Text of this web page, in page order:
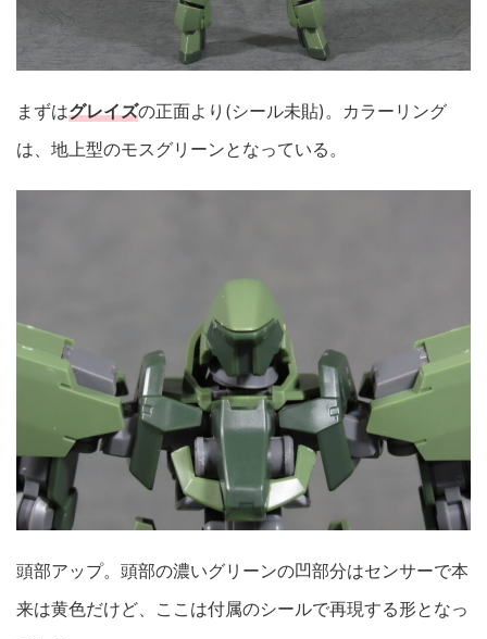
まずはグレイズの正面より(シール未貼)。カラーリング
は、地上型のモスグリーンとなっている。
頭部アップ。頭部の濃いグリーンの凹部分はセンサーで本
来は黄色だけど、ここは付属のシールで再現する形となっ